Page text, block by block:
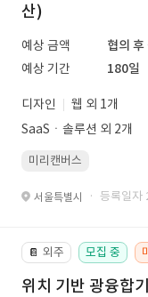
산)
예상 금액
협의 후
예상 기간
180일
디자인
웹 외 1개
SaaSㆍ솔루션 외 2개
미리캔버스
서울특별시 · 등록일자
📔 외주 모집 중
위치 기반 광융합